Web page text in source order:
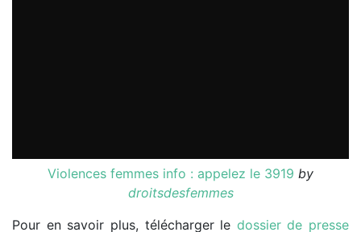
Violences femmes info : appelez le 3919 by
droitsdesfemmes
Pour en savoir plus, télécharger le dossier de presse